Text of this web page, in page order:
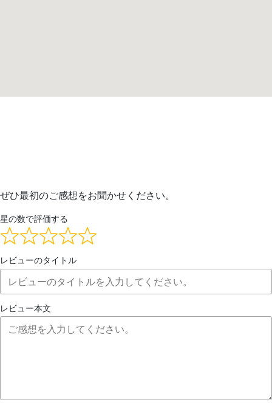
ぜひ最初のご感想をお聞かせください。
星の数で評価する
レビューのタイトル
レビュー本文